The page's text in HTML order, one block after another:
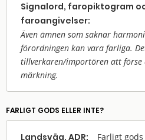
Signalord, faropiktogram
faroangivelser:
Även ämnen som saknar
förordningen kan vara farliga.
tillverkaren/importören att förse
märkning.
FARLIGT GODS ELLER INTE?
Landsväg, ADR: Farligt gods